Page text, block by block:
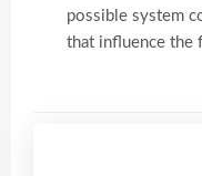
possible system
that influence the